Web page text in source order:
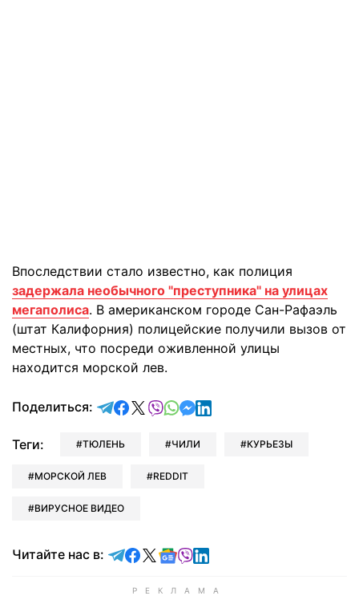
Впоследствии стало известно, как полиция
задержала необычного "преступника" на улицах
мегаполиса. В американском городе Сан-Рафаэль
(штат Калифорния) полицейские получили вызов от
местных, что посреди оживленной улицы
находится морской лев.
Поделиться: отправить в Telegram
поделиться в Facebook
поделиться в X
отправить в Viber
отправить в Whatsapp
отправить в Messenger
отправить в LinkedIn
Теги: ТЮЛЕНЬ ЧИЛИ КУРЬЕЗЫ
МОРСКОЙ ЛЕВ REDDIT
ВИРУСНОЕ ВИДЕО
Читайте нас в: Читайте в Telegram
Читайте в Facebook
Читайте в X
Читайте в Google news
Читайте в Viber
Читайте в LinkedIn